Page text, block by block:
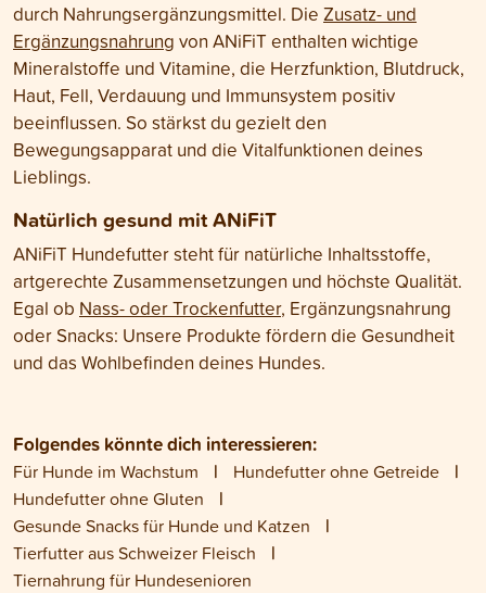
durch Nahrungsergänzungsmittel. Die Zusatz- und
Ergänzungsnahrung von ANiFiT enthalten wichtige
Mineralstoffe und Vitamine, die Herzfunktion, Blutdruck,
Haut, Fell, Verdauung und Immunsystem positiv
beeinflussen. So stärkst du gezielt den
Bewegungsapparat und die Vitalfunktionen deines
Lieblings.
Natürlich gesund mit ANiFiT
ANiFiT Hundefutter steht für natürliche Inhaltsstoffe,
artgerechte Zusammensetzungen und höchste Qualität.
Egal ob Nass- oder Trockenfutter, Ergänzungsnahrung
oder Snacks: Unsere Produkte fördern die Gesundheit
und das Wohlbefinden deines Hundes.
Folgendes könnte dich interessieren:
Für Hunde im Wachstum
Hundefutter ohne Getreide
Hundefutter ohne Gluten
Gesunde Snacks für Hunde und Katzen
Tierfutter aus Schweizer Fleisch
Tiernahrung für Hundesenioren